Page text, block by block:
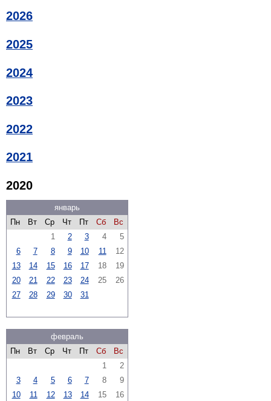
2026
2025
2024
2023
2022
2021
2020
январь
Пн
Вт Ср Чт Пт Сб
Вс
1
2 3 4
5
6
7 8 9 10 11
12
13
14 15 16 17 18
19
20
21 22 23 24 25
26
27
28 29 30 31
февраль
Пн
Вт Ср Чт Пт Сб
Вс
1
2
3
4 5 6 7 8
9
10
11 12 13 14 15 16